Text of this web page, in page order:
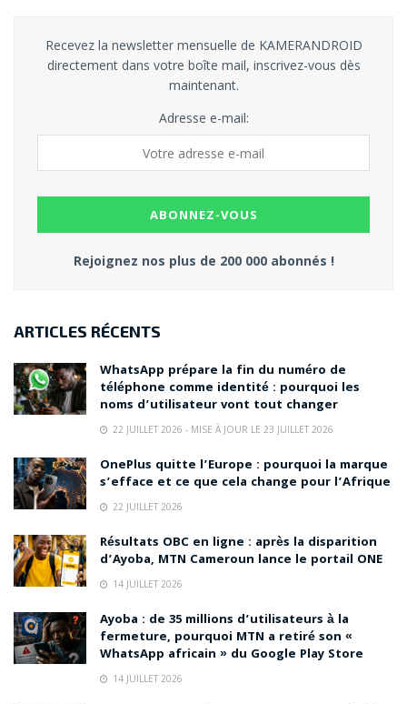
Recevez la newsletter mensuelle de KAMERANDROID
directement dans votre boîte mail, inscrivez-vous dès
maintenant.
Adresse e-mail:
Rejoignez nos plus de 200 000 abonnés !
ARTICLES RÉCENTS
WhatsApp prépare la fin du numéro de
téléphone comme identité : pourquoi les
noms d’utilisateur vont tout changer
22 JUILLET 2026 - MISE À JOUR LE 23 JUILLET 2026
OnePlus quitte l’Europe : pourquoi la marque
s’efface et ce que cela change pour l’Afrique
22 JUILLET 2026
Résultats OBC en ligne : après la disparition
d’Ayoba, MTN Cameroun lance le portail ONE
14 JUILLET 2026
Ayoba : de 35 millions d’utilisateurs à la
fermeture, pourquoi MTN a retiré son «
WhatsApp africain » du Google Play Store
14 JUILLET 2026